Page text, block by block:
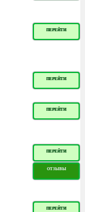
ПЕРЕЙТИ
ПЕРЕЙТИ
ПЕРЕЙТИ
ПЕРЕЙТИ
ОТЗЫВЫ
ПЕРЕЙТИ